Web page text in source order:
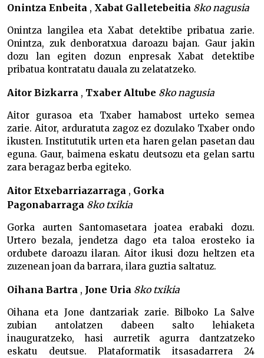
Onintza Enbeita , Xabat Galletebeitia 8ko nagusia
Onintza langilea eta Xabat detektibe pribatua zarie.
Onintza, zuk denboratxua daroazu bajan. Gaur jakin
dozu lan egiten dozun enpresak Xabat detektibe
pribatua kontratatu dauala zu zelatatzeko.
Aitor Bizkarra , Txaber Altube 8ko nagusia
Aitor gurasoa eta Txaber hamabost urteko semea
zarie. Aitor, arduratuta zagoz ez dozulako Txaber ondo
ikusten. Institututik urten eta haren gelan pasetan dau
eguna. Gaur, baimena eskatu deutsozu eta gelan sartu
zara beragaz berba egiteko.
Aitor Etxebarriazarraga , Gorka
Pagonabarraga 8ko txikia
Gorka aurten Santomasetara joatea erabaki dozu.
Urtero bezala, jendetza dago eta taloa erosteko ia
ordubete daroazu ilaran. Aitor ikusi dozu heltzen eta
zuzenean joan da barrara, ilara guztia saltatuz.
Oihana Bartra , Jone Uria 8ko txikia
Oihana eta Jone dantzariak zarie. Bilboko La Salve
zubian antolatzen dabeen salto lehiaketa
inauguratzeko, hasi aurretik agurra dantzatzeko
eskatu deutsue. Plataformatik itsasadarrera 24